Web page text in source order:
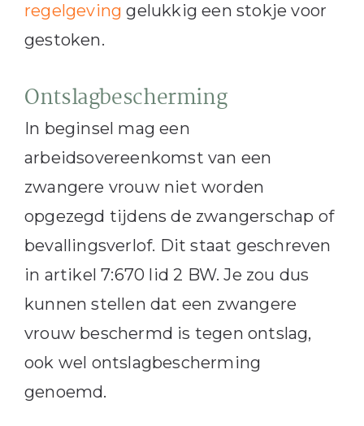
regelgeving gelukkig een stokje voor
gestoken.
Ontslagbescherming
In beginsel mag een
arbeidsovereenkomst van een
zwangere vrouw niet worden
opgezegd tijdens de zwangerschap of
bevallingsverlof. Dit staat geschreven
in artikel 7:670 lid 2 BW. Je zou dus
kunnen stellen dat een zwangere
vrouw beschermd is tegen ontslag,
ook wel ontslagbescherming
genoemd.